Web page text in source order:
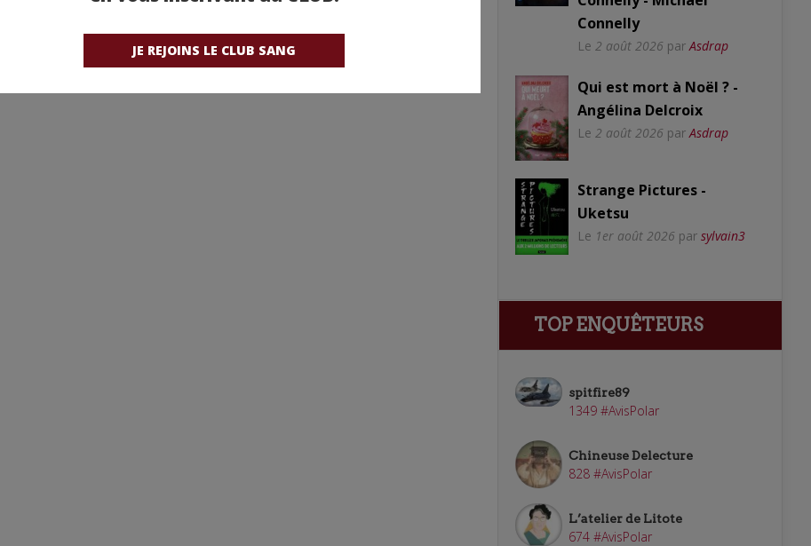
JE REJOINS LE CLUB SANG
Connelly
Le 2 août 2026 par Asdrap
Qui est mort à Noël ? -
Angélina Delcroix
Le 2 août 2026 par Asdrap
Strange Pictures -
Uketsu
Le 1er août 2026 par sylvain3
TOP ENQUÊTEURS
spitfire89
1349 #AvisPolar
Chineuse Delecture
828 #AvisPolar
L’atelier de Litote
674 #AvisPolar